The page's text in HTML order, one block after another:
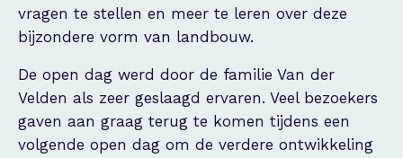
vragen te stellen en meer te leren over deze
bijzondere vorm van landbouw.
De open dag werd door de familie Van der
Velden als zeer geslaagd ervaren. Veel bezoekers
gaven aan graag terug te komen tijdens een
volgende open dag om de verdere ontwikkeling